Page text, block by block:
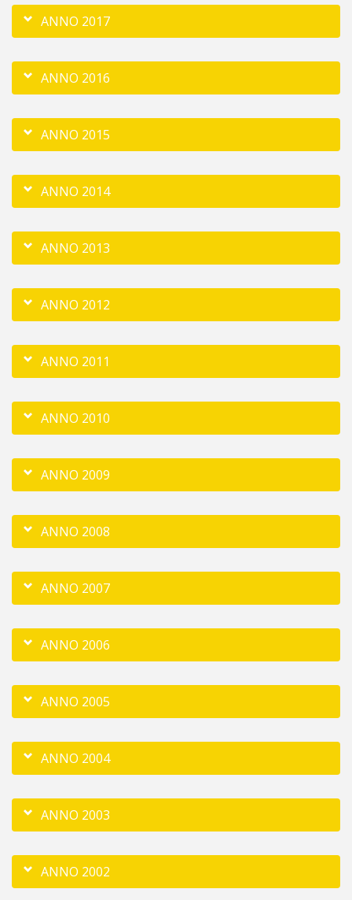
ANNO 2017
ANNO 2016
ANNO 2015
ANNO 2014
ANNO 2013
ANNO 2012
ANNO 2011
ANNO 2010
ANNO 2009
ANNO 2008
ANNO 2007
ANNO 2006
ANNO 2005
ANNO 2004
ANNO 2003
ANNO 2002